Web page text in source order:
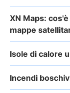
XN Maps:
mappe
Isole di calore
Incendi